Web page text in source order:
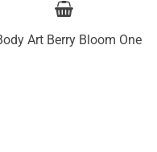
Art Berry Bloom One